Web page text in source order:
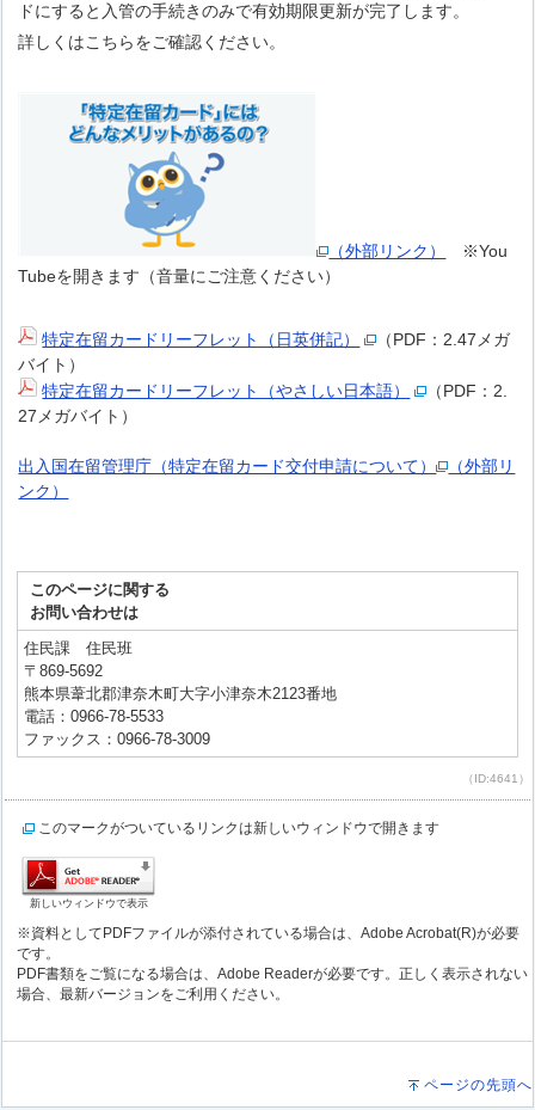
ドにすると入管の手続きのみで有効期限更新が完了します。
詳しくはこちらをご確認ください。
（外部リンク）
※You
Tubeを開きます（音量にご注意ください）
特定在留カードリーフレット（日英併記）
（PDF：2.47メガ
バイト）
特定在留カードリーフレット（やさしい日本語）
（PDF：2.
27メガバイト）
出入国在留管理庁（特定在留カード交付申請について）
（外部リ
ンク）
このページに関する
お問い合わせは
住民課 住民班
〒869-5692
熊本県葦北郡津奈木町大字小津奈木2123番地
電話：0966-78-5533
ファックス：0966-78-3009
（ID:4641）
このマークがついているリンクは新しいウィンドウで開きます
新しいウィンドウで表示
※資料としてPDFファイルが添付されている場合は、Adobe Acrobat(R)が必要
です。
PDF書類をご覧になる場合は、Adobe Readerが必要です。正しく表示されない
場合、最新バージョンをご利用ください。
ページの先頭へ